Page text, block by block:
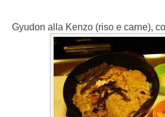
Gyudon alla Kenzo (riso e carne),